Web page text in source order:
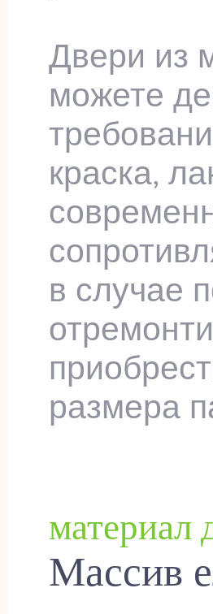
Двери из
можете
краска,
в случае
размера
материал
Массив